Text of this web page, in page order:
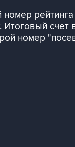
рейтинга
счет
номер